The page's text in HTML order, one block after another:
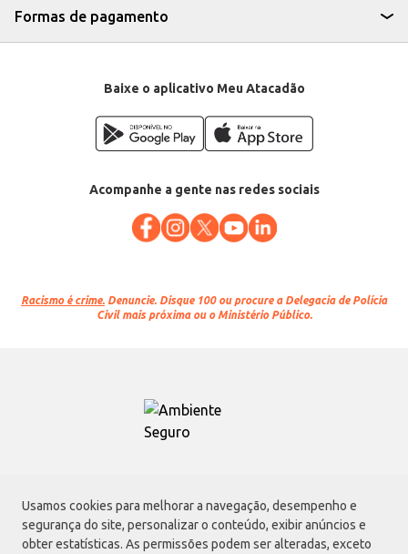
Usamos cookies para melhorar a navegação, desempenho e
segurança do site, personalizar o conteúdo, exibir anúncios e
obter estatísticas. As permissões podem ser alteradas, exceto
Formas de pagamento
Baixe o aplicativo Meu Atacadão
Acompanhe a gente nas redes sociais
Racismo é crime. Denuncie. Disque 100 ou procure a Delegacia de Polícia
Civil mais próxima ou o Ministério Público.
Atacadão S.A.
Avenida Morvan Dias de Figueiredo, 6169, Vila Maria, São Paulo - SP | CEP
02170-901 | CNPJ: 75.315.333/0001-09